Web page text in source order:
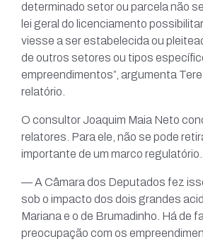
determinado setor ou parcela não
lei geral do licenciamento
viesse a ser estabelecida ou
de outros setores ou tipos
empreendimentos”, argumenta
relatório.
O consultor Joaquim Maia Neto
relatores. Para ele, não se pode
importante de um marco regulatório.
— A Câmara dos Deputados fez
sob o impacto dos dois grandes
Mariana e o de Brumadinho. Há de
preocupação com os